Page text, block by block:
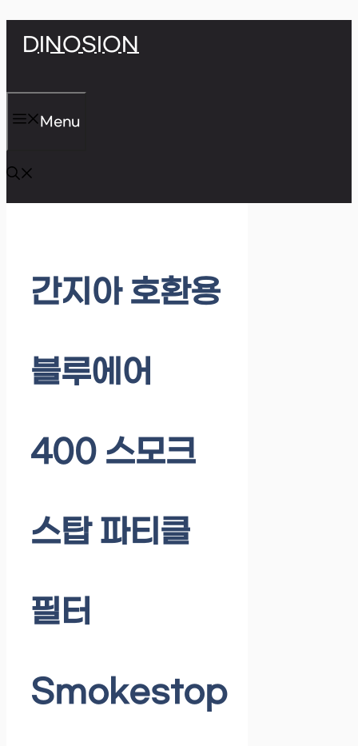
SkipDINOSION
Menu
간지아 호환용
블루에어
400 스모크
스탑 파티클
필터
Smokestop